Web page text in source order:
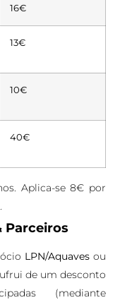
16€
13€
10€
40€
Aplica-se 8€ por
Parceiros
LPN/Aquavesou
de um desconto
(mediante